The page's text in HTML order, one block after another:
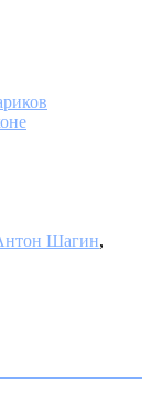
Шагин,